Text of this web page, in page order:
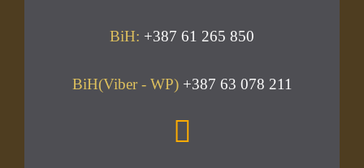
BiH: +387 61 265 850
BiH(Viber - WP) +387 63 078 211